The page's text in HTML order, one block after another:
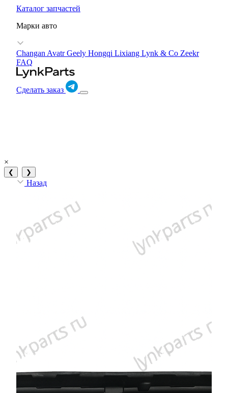
Каталог запчастей
Марки авто
Changan AvatrGeely Hongqi Lixiang Lynk & Co Zeekr
FAQ
Сделать заказ
×
❮ ❯
Назад